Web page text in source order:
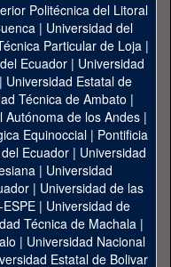
Politécnica del Litoral
| Universidad del
Particular de Loja|
Ecuador| Universidad
| Universidad Estatal de
Técnica de Ambato |
Autónoma de los Andes|
Equinoccial| Pontificia
Ecuador | Universidad
| Universidad
| Universidad de las
| Universidad de
Técnica de Machala|
| Universidad Nacional
Estatal de Bolivar